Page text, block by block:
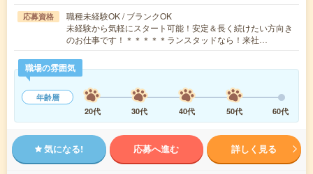
応募資格
職種未経験OK / ブランクOK
未経験から気軽にスタート可能！安定＆長く続けたい方向き
のお仕事です！＊＊＊＊＊ランスタッドなら！来社…
職場の雰囲気
年齢層
20代
30代 40代 50代 60代
気になる! 応募へ進む 詳しく見る